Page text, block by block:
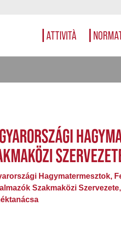
ATTIVITÀ
Hagymatermesztok,
Szakmaközi